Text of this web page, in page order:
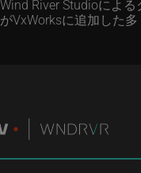
River Studioによ
VxWorksに追加した